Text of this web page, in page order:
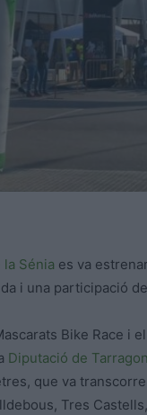
la Sénia es va
i una participació
Bike Race i
Diputació de
que va
Tres